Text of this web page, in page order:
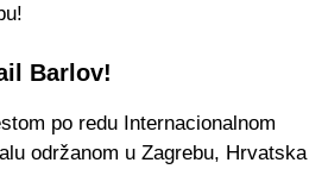
Barlov!
po redu Internacionalnom
održanom u Zagrebu, Hrvatska